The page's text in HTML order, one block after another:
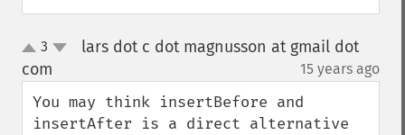
up3
lars dot c dot magnusson at gmail dot
com
15 years ago
You may think insertBefore and
insertAfter is a direct alternative